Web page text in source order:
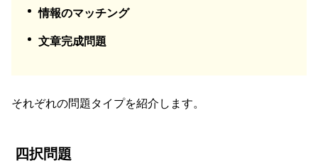
情報のマッチング
文章完成問題
それぞれの問題タイプを紹介します。
四択問題